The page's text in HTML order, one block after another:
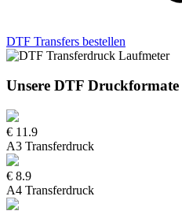
DTF Transfers bestellen
Unsere DTF Druckformate
€ 11.9
A3 Transferdruck
€ 8.9
A4 Transferdruck